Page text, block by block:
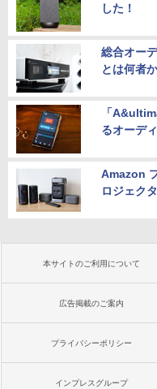
した！
総合オー
とは何者
「
るオーデ
Amazon
ロジェク
本サイトのご利用について
広告掲載のご案内
プライバシーポリシー
インプレスグループ